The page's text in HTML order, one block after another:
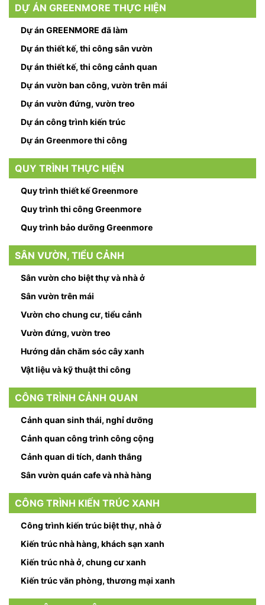
DỰ ÁN GREENMORE THỰC HIỆN
Dự án GREENMORE đã làm
Dự án thiết kế, thi công sân vườn
Dự án thiết kế, thi công cảnh quan
Dự án vườn ban công, vườn trên mái
Dự án vườn đứng, vườn treo
Dự án công trình kiến trúc
Dự án Greenmore thi công
QUY TRÌNH THỰC HIỆN
Quy trình thiết kế Greenmore
Quy trình thi công Greenmore
Quy trình bảo dưỡng Greenmore
SÂN VƯỜN, TIỂU CẢNH
Sân vườn cho biệt thự và nhà ở
Sân vườn trên mái
Vườn cho chung cư, tiểu cảnh
Vườn đứng, vườn treo
Hướng dẫn chăm sóc cây xanh
Vật liệu và kỹ thuật thi công
CÔNG TRÌNH CẢNH QUAN
Cảnh quan sinh thái, nghỉ dưỡng
Cảnh quan công trình công cộng
Cảnh quan di tích, danh thắng
Sân vườn quán cafe và nhà hàng
CÔNG TRÌNH KIẾN TRÚC XANH
Công trình kiến trúc biệt thự, nhà ở
Kiến trúc nhà hàng, khách sạn xanh
Kiến trúc nhà ở, chung cư xanh
Kiến trúc văn phòng, thương mại xanh